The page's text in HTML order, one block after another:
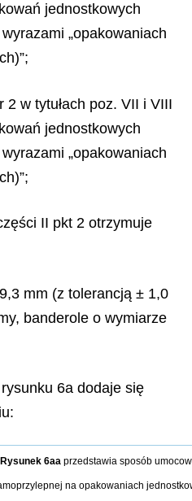
jednostkowych
„opakowaniach
2 w tytułach poz. VII i VIII
jednostkowych
„opakowaniach
II pkt 2 otrzymuje
mm (z tolerancją ± 1,0
banderole o wymiarze
6a dodaje się
Rysunek 6aa przedstawia sposób
na opakowaniach